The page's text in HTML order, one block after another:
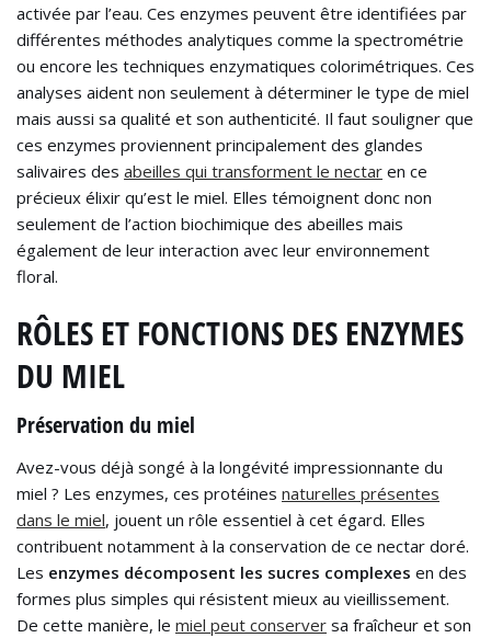
activée par l’eau. Ces enzymes peuvent être identifiées par
différentes méthodes analytiques comme la spectrométrie
ou encore les techniques enzymatiques colorimétriques. Ces
analyses aident non seulement à déterminer le type de miel
mais aussi sa qualité et son authenticité. Il faut souligner que
ces enzymes proviennent principalement des glandes
salivaires des abeilles qui transforment le nectar en ce
précieux élixir qu’est le miel. Elles témoignent donc non
seulement de l’action biochimique des abeilles mais
également de leur interaction avec leur environnement
floral.
RÔLES ET FONCTIONS DES ENZYMES
DU MIEL
Préservation du miel
Avez-vous déjà songé à la longévité impressionnante du
miel ? Les enzymes, ces protéines naturelles présentes
dans le miel, jouent un rôle essentiel à cet égard. Elles
contribuent notamment à la conservation de ce nectar doré.
Les enzymes décomposent les sucres complexes en des
formes plus simples qui résistent mieux au vieillissement.
De cette manière, le miel peut conserver sa fraîcheur et son